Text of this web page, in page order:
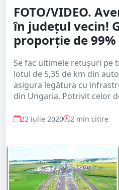
FOTO/VIDEO.
în județul vecin!
proporție de 99%
Se fac ultimele retușuri pe
lotul de 5,35 de km din
asigura legătura cu
din Ungaria. Potrivit celor
22 iulie 2020 2 min citire